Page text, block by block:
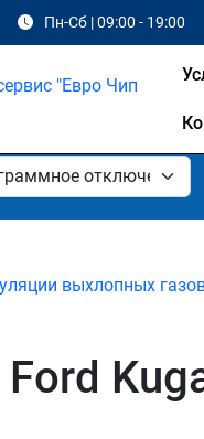
Пн-Сб | 09:00 - 19:00
выхлопных